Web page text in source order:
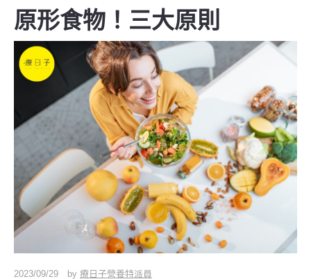
原形食物！三大原則
2023/09/29 by 療日子營養特派員